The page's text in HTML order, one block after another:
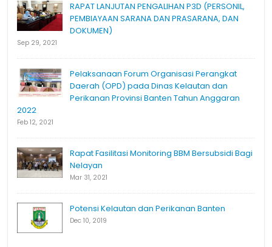
RAPAT LANJUTAN PENGALIHAN P3D (PERSONIL,
PEMBIAYAAN SARANA DAN PRASARANA, DAN
DOKUMEN)
Sep 29, 2021
Pelaksanaan Forum Organisasi Perangkat
Daerah (OPD) pada Dinas Kelautan dan
Perikanan Provinsi Banten Tahun Anggaran
2022
Feb 12, 2021
Rapat Fasilitasi Monitoring BBM Bersubsidi Bagi
Nelayan
Mar 31, 2021
Potensi Kelautan dan Perikanan Banten
Dec 10, 2019